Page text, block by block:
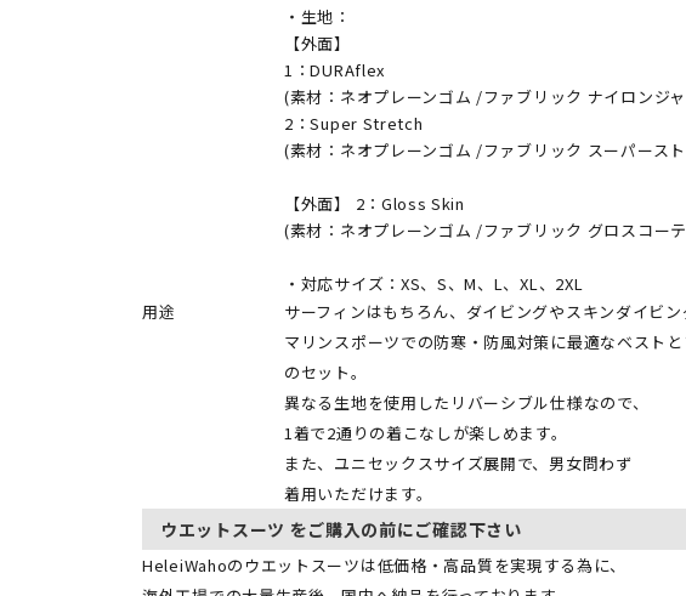
・生地：
【外面】
1：DURAflex
(素材：ネオプレーンゴム /ファブリック ナイロンジ
2：Super Stretch
(素材：ネオプレーンゴム /ファブリック スーパース
【外面】 2：Gloss Skin
(素材：ネオプレーンゴム /ファブリック グロスコー
・対応サイズ：XS、S、M、L、XL、2XL
用途
サーフィンはもちろん、ダイビングやスキンダイビン
マリンスポーツでの防寒・防風対策に最適なベストと
のセット。
異なる生地を使用したリバーシブル仕様なので、
1着で2通りの着こなしが楽しめます。
また、ユニセックスサイズ展開で、男女問わず
着用いただけます。
ウエットスーツ をご購入の前にご確認下さい
HeleiWahoのウエットスーツは低価格・高品質を実現する為に、